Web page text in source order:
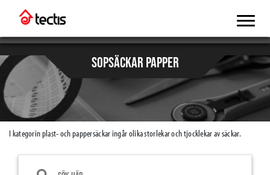
SOPSÄCKAR PAPPER
I kategorin plast- och pappersäckar ingår olika storlekar och tjocklekar av säckar.